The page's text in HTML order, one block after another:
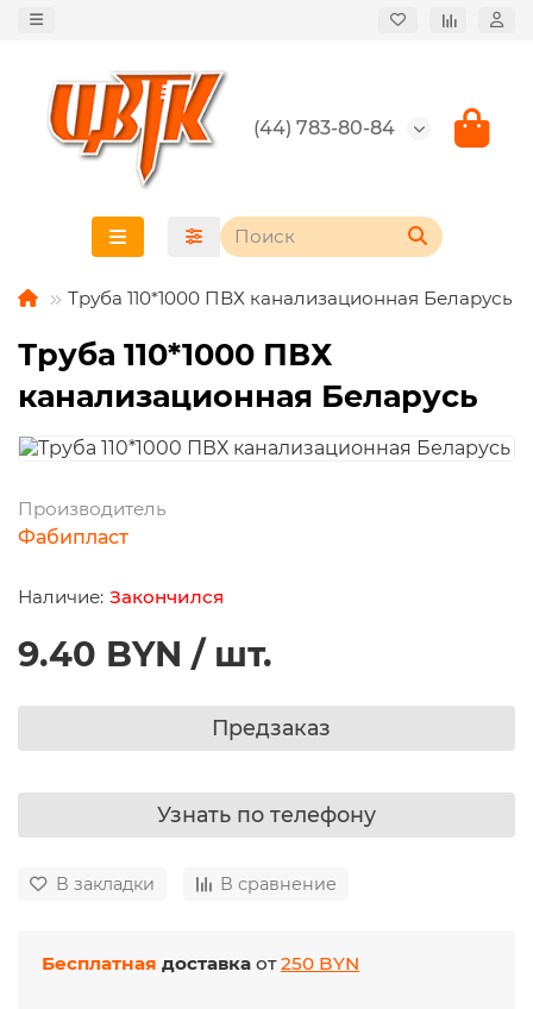
(44) 783-80-84
Труба 110*1000 ПВХ канализационная Беларусь
Труба 110*1000 ПВХ
канализационная Беларусь
Производитель
Фабипласт
Закончился
9.40 BYN / шт.
Предзаказ
Узнать по телефону
В закладки В сравнение
Бесплатная доставка от250 BYN